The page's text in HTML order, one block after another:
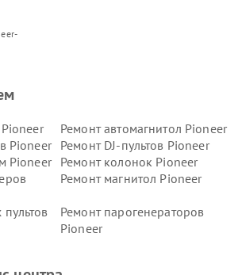
Ремонт автомагнитол Pioneer
Pioneer
Ремонт DJ-пультов Pioneer
Pioneer
Ремонт колонок Pioneer
Ремонт магнитол Pioneer
Ремонт парогенераторов
Pioneer